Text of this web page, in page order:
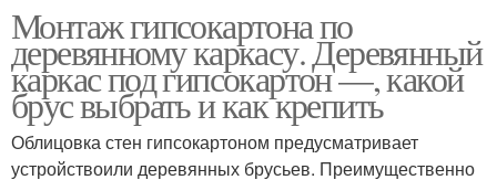
Монтаж гипсокартона по
деревянному каркасу. Деревянный
каркас под гипсокартон —, какой
брус выбрать и как крепить
Облицовка стен гипсокартоном предусматривает
устройствоили деревянных брусьев. Преимущественно